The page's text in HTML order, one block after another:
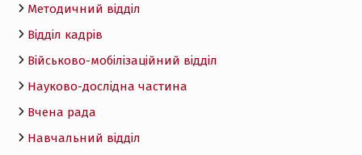
Методичний відділ
Відділ кадрів
Військово-мобілізаційний відділ
Науково-дослідна частина
Вчена рада
Навчальний відділ